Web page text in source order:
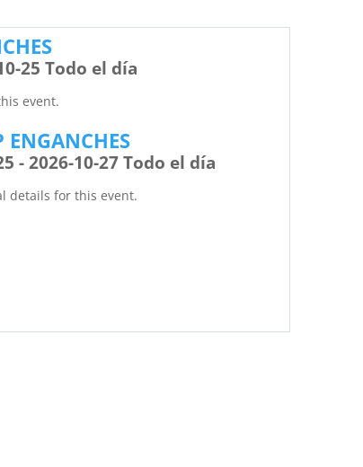
25 Todo el día
event.
ENGANCHES
- 2026-10-27 Todo el día
details for this event.